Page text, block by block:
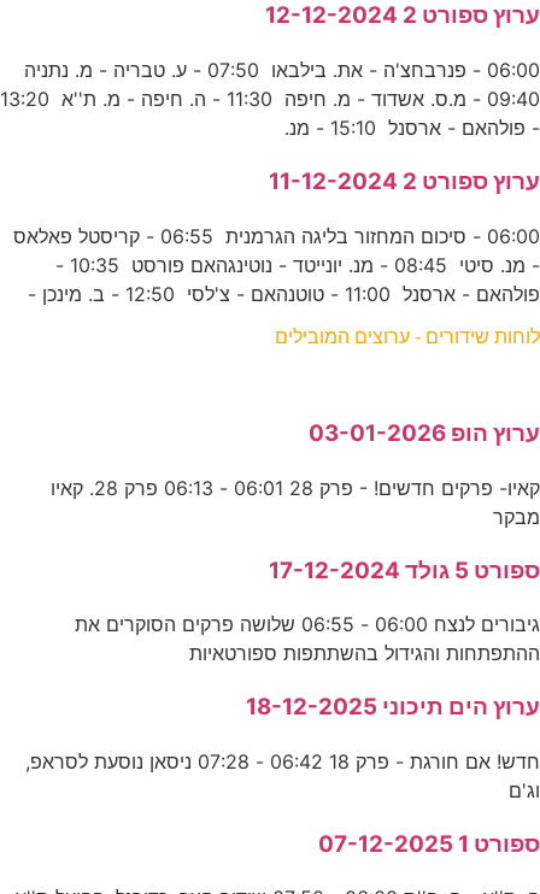
ערוץ ספורט 2 12-12-2024
06:00 - פנרבחצ'ה - את. בילבאו 07:50 - ע. טבריה - מ. נתניה
09:40 - מ.ס. אשדוד - מ. חיפה 11:30 - ה. חיפה - מ. ת''א 13:20
- פולהאם - ארסנל 15:10 - מנ.
ערוץ ספורט 2 11-12-2024
06:00 - סיכום המחזור בליגה הגרמנית 06:55 - קריסטל פאלאס
- מנ. סיטי 08:45 - מנ. יונייטד - נוטינגהאם פורסט 10:35 -
פולהאם - ארסנל 11:00 - טוטנהאם - צ'לסי 12:50 - ב. מינכן -
לוחות שידורים - ערוצים המובילים
ערוץ הופ 03-01-2026
קאיו- פרקים חדשים! - פרק 28 06:01 - 06:13 פרק 28. קאיו
מבקר
ספורט 5 גולד 17-12-2024
גיבורים לנצח 06:00 - 06:55 שלושה פרקים הסוקרים את
ההתפתחות והגידול בהשתתפות ספורטאיות
ערוץ הים תיכוני 18-12-2025
חדש! אם חורגת - פרק 18 06:42 - 07:28 ניסאן נוסעת לסראפ,
וג'ם
ספורט 1 07-12-2025